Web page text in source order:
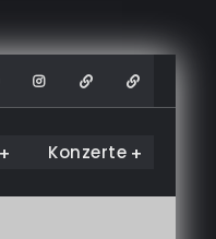
Instagram
WhatsApp
TikTok
Konzerte